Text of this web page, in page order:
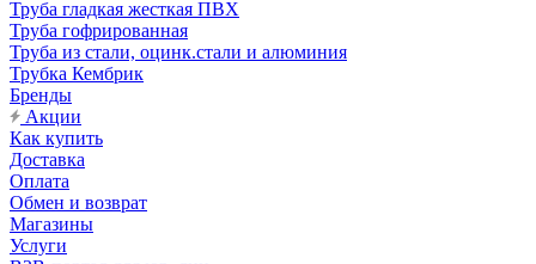
Труба гладкая жесткая ПВХ
Труба гофрированная
Труба из стали, оцинк.стали и алюминия
Трубка Кембрик
Бренды
Акции
Как купить
Доставка
Оплата
Обмен и возврат
Магазины
Услуги